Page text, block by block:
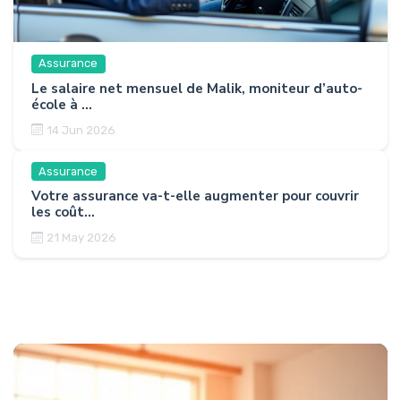
Assurance
Le salaire net mensuel de Malik, moniteur d’auto-
école à ...
14 Jun 2026
Assurance
Votre assurance va-t-elle augmenter pour couvrir
les coût...
21 May 2026